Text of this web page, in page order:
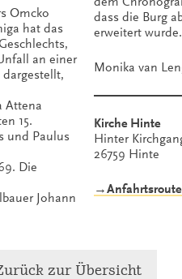
Omcko
hat das
an einer
Attena
15.
und Paulus
Die
Johann
dass die Burg
erweitert wurde.
Monika van
Kirche Hinte
Hinter
26759 Hinte
→Anfahrtsroute
zur Übersicht